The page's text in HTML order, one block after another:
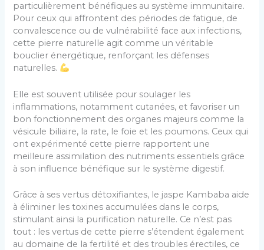
particulièrement bénéfiques au système immunitaire.
Pour ceux qui affrontent des périodes de fatigue, de
convalescence ou de vulnérabilité face aux infections,
cette pierre naturelle agit comme un véritable
bouclier énergétique, renforçant les défenses
naturelles.
Elle est souvent utilisée pour soulager les
inflammations, notamment cutanées, et favoriser un
bon fonctionnement des organes majeurs comme la
vésicule biliaire, la rate, le foie et les poumons. Ceux qui
ont expérimenté cette pierre rapportent une
meilleure assimilation des nutriments essentiels grâce
à son influence bénéfique sur le système digestif.
Grâce à ses vertus détoxifiantes, le jaspe Kambaba aide
à éliminer les toxines accumulées dans le corps,
stimulant ainsi la purification naturelle. Ce n’est pas
tout : les vertus de cette pierre s’étendent également
au domaine de la fertilité et des troubles érectiles, ce